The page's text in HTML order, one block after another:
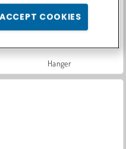
Hanger
ACCEPT COOKIES